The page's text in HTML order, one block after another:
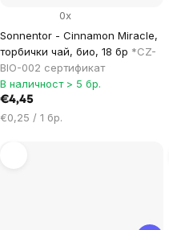
Sonnentor - Cinnamon Miracle,
торбички чай, био, 18 бр *CZ-
BIO-002 сертификат
0x
В наличност > 5 бр.
€4,45
Цена
€0,25 / 1 бр.